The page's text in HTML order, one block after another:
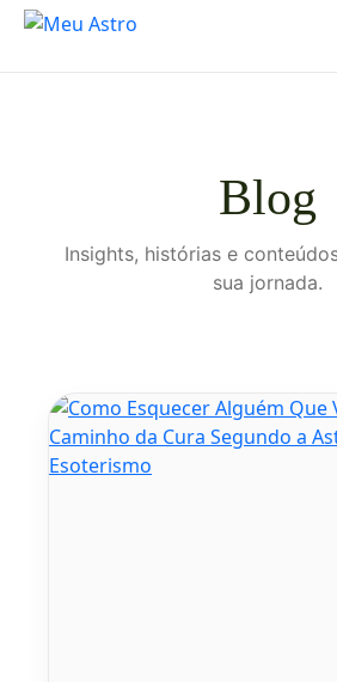
Blog
Insights, histórias e
sua jornada.